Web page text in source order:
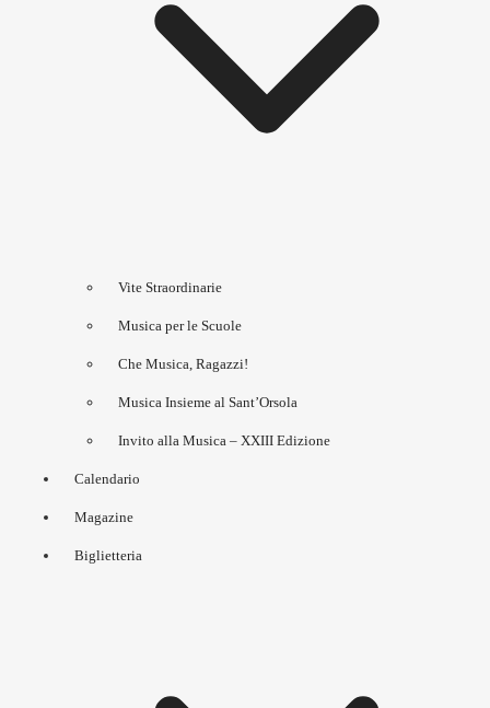
Vite Straordinarie
Musica per le Scuole
Che Musica, Ragazzi!
Musica Insieme al Sant’Orsola
Invito alla Musica – XXIII Edizione
Calendario
Magazine
Biglietteria